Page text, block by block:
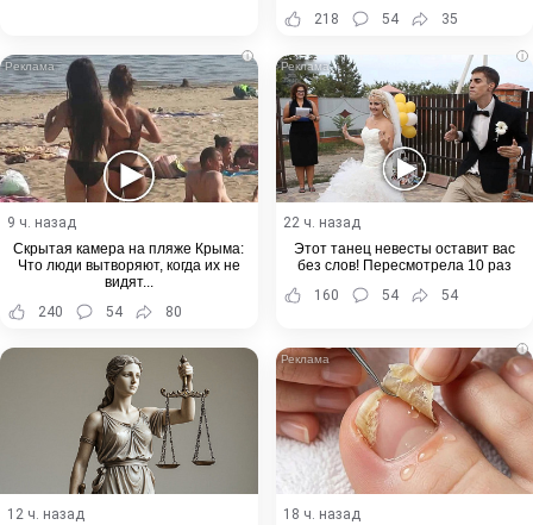
218
54 35
i
9 ч. назад
Скрытая камера на пляже Крыма:
Что люди вытворяют, когда их не
видят...
240
54 80
i
22 ч. назад
Этот танец невесты оставит вас
без слов! Пересмотрела 10 раз
160
54 54
12 ч. назад
i
18 ч. назад